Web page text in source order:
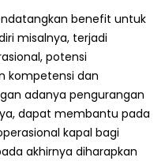
benefit untuk
misalnya, terjadi
potensi
kompetensi dan
adanya pengurangan
dapat membantu pada
kapal bagi
akhirnya diharapkan